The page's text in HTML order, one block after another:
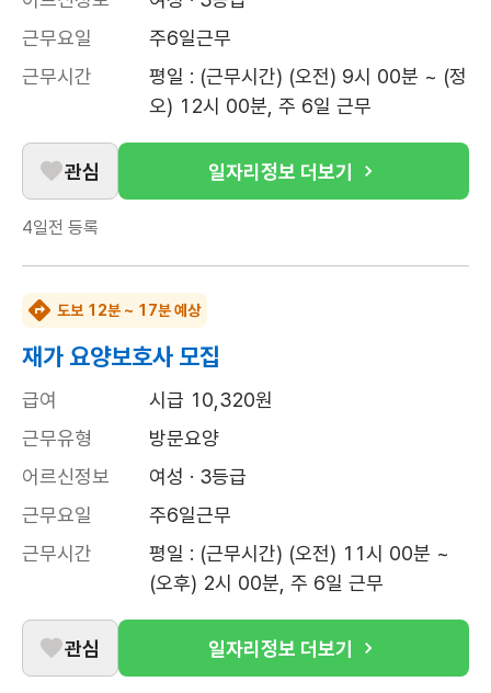
근무요일
주6일근무
근무시간
평일 : (근무시간) (오전) 9시 00분 ~ (정
오) 12시 00분, 주 6일 근무
관심 일자리정보 더보기
4일전 등록
도보 12분 ~ 17분 예상
재가 요양보호사 모집
급여
시급 10,320원
근무유형
방문요양
어르신정보
여성 · 3등급
근무요일
주6일근무
근무시간
평일 : (근무시간) (오전) 11시 00분 ~
(오후) 2시 00분, 주 6일 근무
관심 일자리정보 더보기